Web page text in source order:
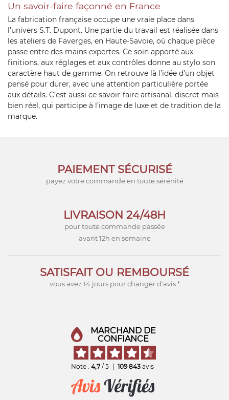
Un savoir-faire façonné en France
La fabrication française occupe une vraie place dans
l’univers S.T. Dupont. Une partie du travail est réalisée dans
les ateliers de Faverges, en Haute-Savoie, où chaque pièce
passe entre des mains expertes. Ce soin apporté aux
finitions, aux réglages et aux contrôles donne au stylo son
caractère haut de gamme. On retrouve là l’idée d’un objet
pensé pour durer, avec une attention particulière portée
aux détails. C’est aussi ce savoir-faire artisanal, discret mais
bien réel, qui participe à l’image de luxe et de tradition de la
marque.
PAIEMENT SÉCURISÉ
payez votre commande en toute sérénité
LIVRAISON 24/48H
pour toute commande passée
avant 12h en semaine
SATISFAIT OU REMBOURSÉ
vous avez 14 jours pour changer d'avis *
MARCHAND DE
CONFIANCE
Note : 4,7 / 5 109 843 avis